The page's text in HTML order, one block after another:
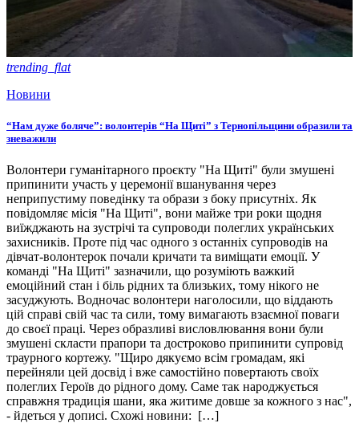
trending_flat
Новини
“Нам дуже боляче”: волонтерів “На Щиті” з Тернопільщини образили та
зневажили
Волонтери гуманітарного проєкту "На Щиті" були змушені
припинити участь у церемонії вшанування через
неприпустиму поведінку та образи з боку присутніх. Як
повідомляє місія "На Щиті", вони майже три роки щодня
виїжджають на зустрічі та супроводи полеглих українських
захисників. Проте під час одного з останніх супроводів на
дівчат-волонтерок почали кричати та виміщати емоції. У
команді "На Щиті" зазначили, що розуміють важкий
емоційний стан і біль рідних та близьких, тому нікого не
засуджують. Водночас волонтери наголосили, що віддають
цій справі свій час та сили, тому вимагають взаємної поваги
до своєї праці. Через образливі висловлювання вони були
змушені скласти прапори та достроково припинити супровід
траурного кортежу. "Щиро дякуємо всім громадам, які
перейняли цей досвід і вже самостійно повертають своїх
полеглих Героїв до рідного дому. Саме так народжується
справжня традиція шани, яка житиме довше за кожного з нас",
- йдеться у дописі. Схожі новини: […]